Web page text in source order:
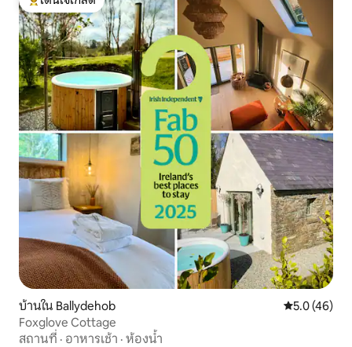
โดนใจเกสต์ที่สุด
บ้านใน Ballydehob คะแนนเฉลี่ย
5.0 (46)
Foxglove Cottage
สถานที่ · อาหารเช้า · ห้องน้ำ